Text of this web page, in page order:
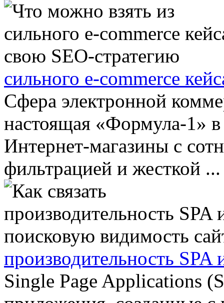
сильного e-commerce
Сфера электронной
настоящая «Формула-1»
Интернет-магазины с
фильтрацией и жесткой ...
производительность
Single Page Applications